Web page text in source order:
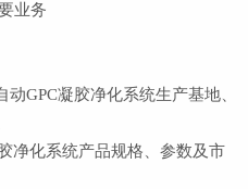
业务
GPC凝胶净化系统生产基地、
化系统产品规格、参数及市